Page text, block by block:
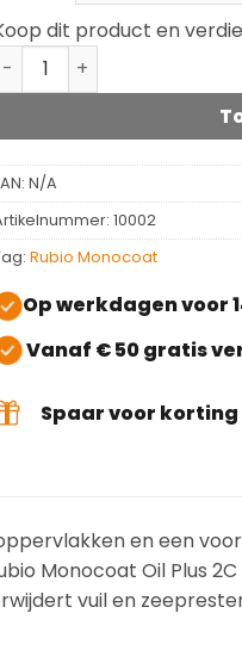
dit product en
Rubio Monocoat Deep
N/A
10002
Rubio Monocoat
Op werkdagen voor
Vanaf € 50 gratis
Spaar voor
en een
Monocoat Oil Plus
vuil en